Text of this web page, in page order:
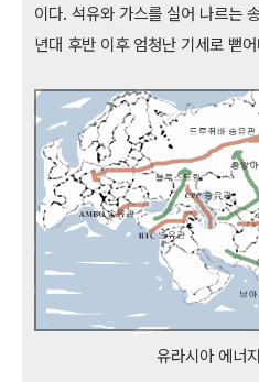
이다. 석유와 가스를 실어 나르는
년대 후반 이후 엄청난 기세로 뻗
유라시아 에너